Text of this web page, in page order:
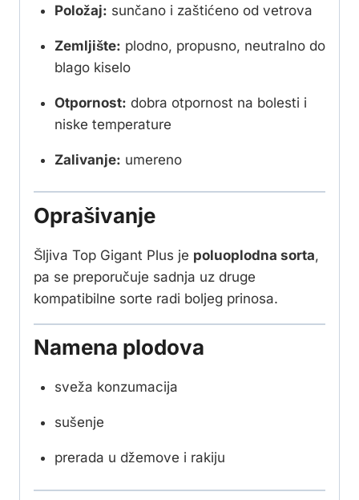
Položaj: sunčano i zaštićeno od vetrova
Zemljište: plodno, propusno, neutralno do
blago kiselo
Otpornost: dobra otpornost na bolesti i
niske temperature
Zalivanje: umereno
Oprašivanje
Šljiva Top Gigant Plus je poluoplodna sorta,
pa se preporučuje sadnja uz druge
kompatibilne sorte radi boljeg prinosa.
Namena plodova
sveža konzumacija
sušenje
prerada u džemove i rakiju